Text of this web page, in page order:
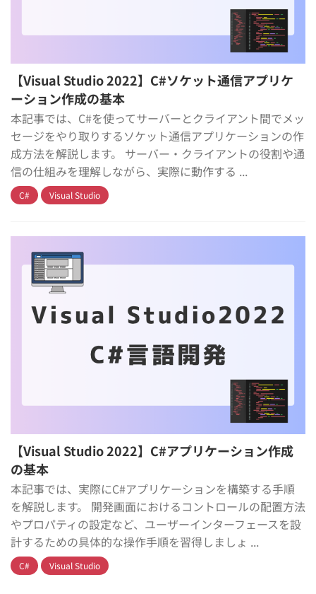
【Visual Studio 2022】C#ソケット通信アプリケ
ーション作成の基本
本記事では、C#を使ってサーバーとクライアント間でメッ
セージをやり取りするソケット通信アプリケーションの作
成方法を解説します。 サーバー・クライアントの役割や通
信の仕組みを理解しながら、実際に動作する ...
C# Visual Studio
【Visual Studio 2022】C#アプリケーション作成
の基本
本記事では、実際にC#アプリケーションを構築する手順
を解説します。 開発画面におけるコントロールの配置方法
やプロパティの設定など、ユーザーインターフェースを設
計するための具体的な操作手順を習得しましょ ...
C# Visual Studio